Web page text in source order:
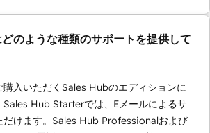
のような種類のサポートを提供して
入いただくSales Hubのエディションに
Sales Hub Starterでは、Eメールによるサ
だけます。Sales Hub Professionalおよび